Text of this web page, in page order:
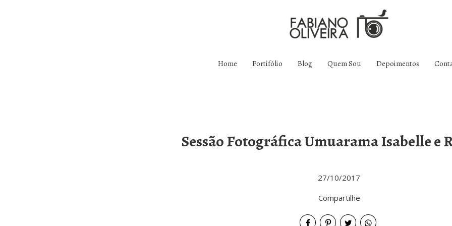
Home Portifólio Blog Quem Sou Depoimentos
Sessão Fotográfica Umuarama Isabelle e
27/10/2017
Compartilhe